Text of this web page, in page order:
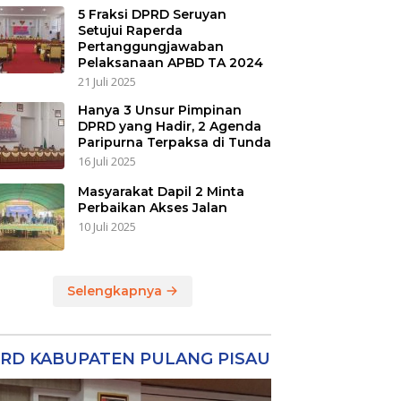
5 Fraksi DPRD Seruyan
Setujui Raperda
Pertanggungjawaban
Pelaksanaan APBD TA 2024
21 Juli 2025
Hanya 3 Unsur Pimpinan
DPRD yang Hadir, 2 Agenda
Paripurna Terpaksa di Tunda
16 Juli 2025
Masyarakat Dapil 2 Minta
Perbaikan Akses Jalan
10 Juli 2025
Selengkapnya
KABUPATEN PULANG PISAU